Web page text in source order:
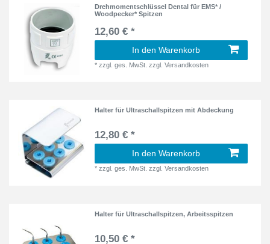
Drehmomentschlüssel Dental für EMS* /
Woodpecker* Spitzen
12,60 € *
In den Warenkorb
*zzgl. ges. MwSt. zzgl.Versandkosten
Halter für Ultraschallspitzen mit Abdeckung
12,80 € *
In den Warenkorb
*zzgl. ges. MwSt. zzgl.Versandkosten
Halter für Ultraschallspitzen, Arbeitsspitzen
10,50 € *